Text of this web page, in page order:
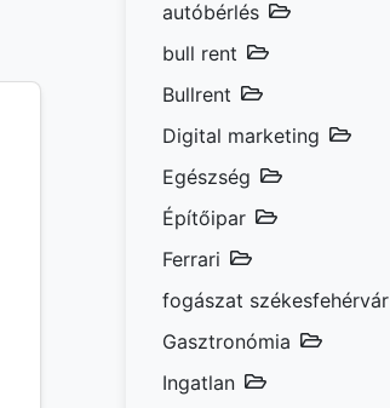
autóbérlés
bull rent
Bullrent
Digital marketing
Egészség
Építőipar
Ferrari
fogászat székesfehérvár
Gasztronómia
Ingatlan